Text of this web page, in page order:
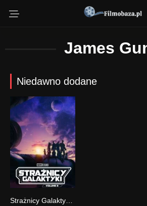
James
Niedawno dodane
0